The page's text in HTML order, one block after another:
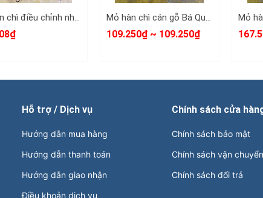
Mỏ hàn chì điều chỉnh nhiệt độ Maxsupe M-9032 80W dài 250mm Mỏ hàn chì cán gỗ Bá Quang 40W loại cong và loại thẳng BQ-40GC BQ-40GT
109.250₫ ~ 109.250₫
Hỗ trợ / Dịch vụ
Hướng dẫn mua hàng
Hướng dẫn thanh toán
Hướng dẫn giao nhận
Điều khoản dịch vụ
Chính sách cửa
Chính sách bảo mật
Chính sách vận chuyển
Chính sách đổi trả